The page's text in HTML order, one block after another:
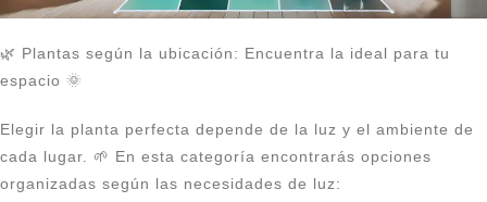
🌿 Plantas según la ubicación: Encuentra la ideal para tu
espacio 🌞
Elegir la planta perfecta depende de la luz y el ambiente de
cada lugar. 🌱 En esta categoría encontrarás opciones
organizadas según las necesidades de luz: